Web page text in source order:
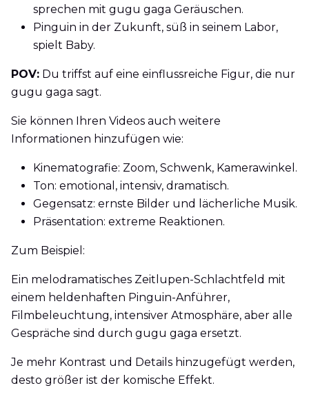
sprechen mit gugu gaga Geräuschen.
Pinguin in der Zukunft, süß in seinem Labor,
spielt Baby.
POV: Du triffst auf eine einflussreiche Figur, die nur
gugu gaga sagt.
Sie können Ihren Videos auch weitere
Informationen hinzufügen wie:
Kinematografie: Zoom, Schwenk, Kamerawinkel.
Ton: emotional, intensiv, dramatisch.
Gegensatz: ernste Bilder und lächerliche Musik.
Präsentation: extreme Reaktionen.
Zum Beispiel:
Ein melodramatisches Zeitlupen-Schlachtfeld mit
einem heldenhaften Pinguin-Anführer,
Filmbeleuchtung, intensiver Atmosphäre, aber alle
Gespräche sind durch gugu gaga ersetzt.
Je mehr Kontrast und Details hinzugefügt werden,
desto größer ist der komische Effekt.